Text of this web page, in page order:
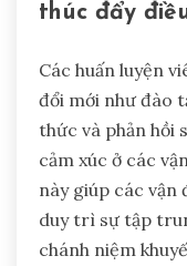
thúc đẩy
Các huấn luyện
đổi mới như đào
thức và phản hồi
cảm xúc ở các
này giúp các vận
duy trì sự tập
chánh niệm